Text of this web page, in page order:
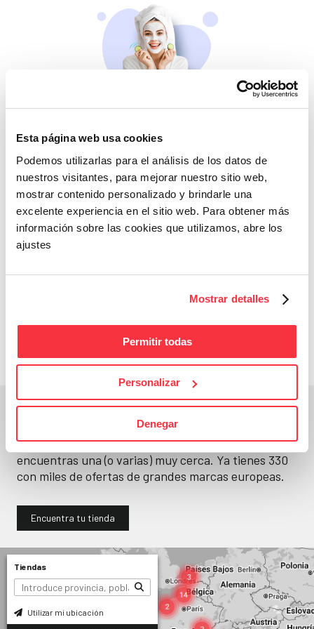
Esta página web usa cookies
Podemos utilizarlas para el análisis de los datos de
nuestros visitantes, para mejorar nuestro sitio web,
mostrar contenido personalizado y brindarle una
excelente experiencia en el sitio web. Para obtener más
información sobre las cookies que utilizamos, abre los
ajustes
Mostrar detalles
Permitir todas
Personalizar
Denegar
Si no te mimas tú…
llévatelos
En un segundo, la encuentras.
No paramos de abrirtiendas. Seguro que
encuentras una (o varias) muy cerca. Ya tienes 330
con miles de ofertas de grandes marcas europeas.
Encuentra tu tienda
Tiendas
Utilizar mi ubicación